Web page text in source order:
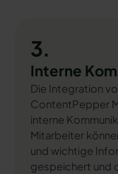
3.
Interne
Die Integration
ContentPepper
interne
Mitarbeiter
und wichtige
gespeichert und